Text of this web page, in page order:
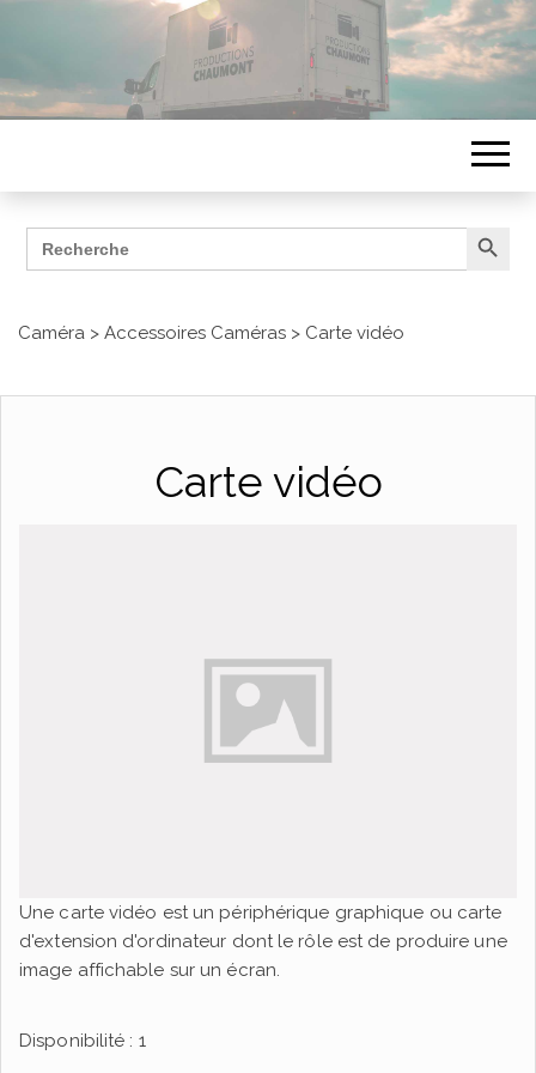
ÉQUIPEMENTS
Search
for:
Search Button
Caméra > Accessoires Caméras > Carte vidéo
Carte vidéo
Une carte vidéo est un périphérique graphique ou carte
d'extension d'ordinateur dont le rôle est de produire une
image affichable sur un écran.
Disponibilité : 1